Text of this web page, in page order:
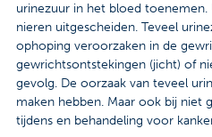
Praktische informatie
Onderzoeken
Trombosedienst
urinezuur in het bloed
nieren uitgescheiden. Teveel
ophoping veroorzaken in de
gewrichtsontstekingen (jicht) of
gevolg. De oorzaak van teveel
maken hebben. Maar ook bij niet
tijdens en behandeling voor